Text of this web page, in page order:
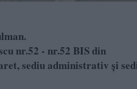
nr.52 - nr.52 BIS din
sediu administrativ și